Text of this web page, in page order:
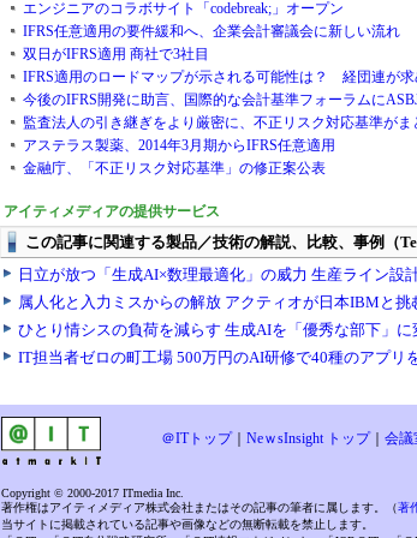
エンジニアのコラボサイト「codebreak;」オープン
IFRS任意適用の要件緩和へ、企業会計審議会に新しい流れ
双日がIFRS適用 商社で3社目
IFRS適用のロードマップが示される可能性は？ 経団連が求
今後のIFRS開発に助言、国際的な会計基準フォーラムに
監査法人の引き継ぎをより厳密に、不正リスク対応基準がま
アステラス製薬、2014年3月期からIFRS任意適用
金融庁、「不正リスク対応基準」の修正案公表
アイティメディアの提供サービス
＠ITトップ｜ NeｗsInsight トップ｜ 会議
Copyright © 2000-2017 ITmedia Inc.
著作権はアイティメディア株式会社またはその記事の筆者に属します。（著
当サイトに掲載されている記事や画像などの無断転載を禁止します。